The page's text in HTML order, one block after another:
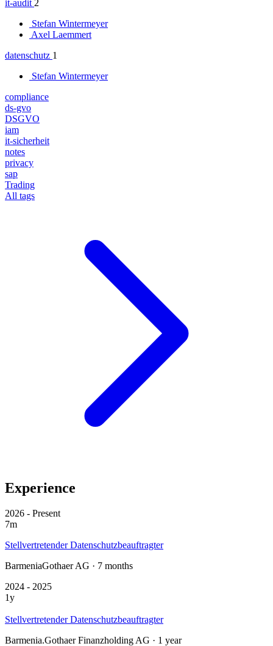
it-audit 2
Stefan Wintermeyer
Axel Laemmert
datenschutz 1
Stefan Wintermeyer
compliance
ds-gvo
DSGVO
iam
it-sicherheit
notes
privacy
sap
Trading
All tags
Experience
2026 - Present
7m
Stellvertretender Datenschutzbeauftragter
BarmeniaGothaer AG · 7 months
2024 - 2025
1y
Stellvertretender Datenschutzbeauftragter
Barmenia.Gothaer Finanzholding AG · 1 year